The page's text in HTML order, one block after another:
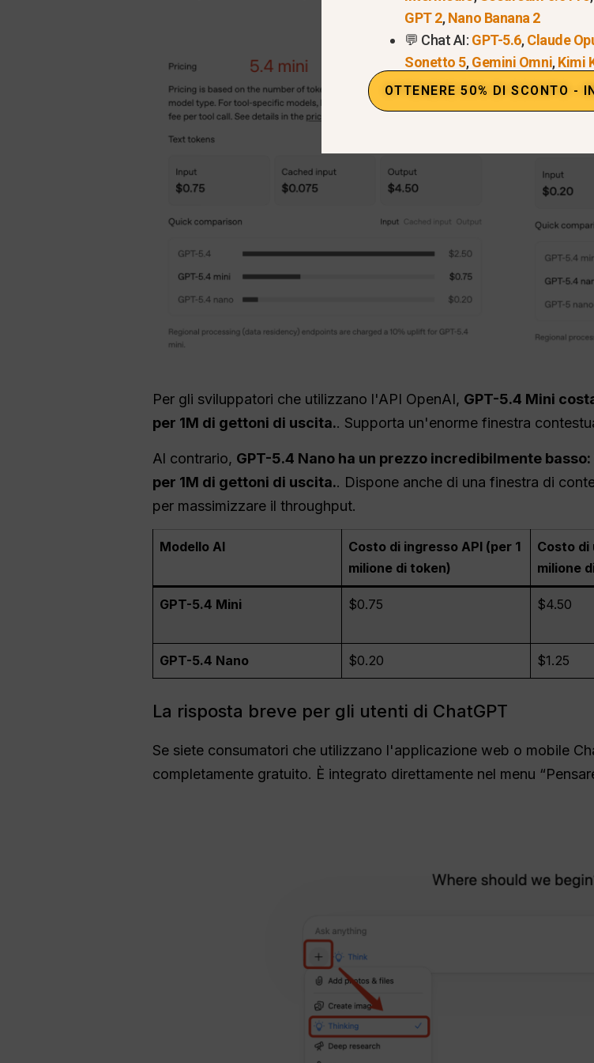
Per gli sviluppatori che utilizzano l'API OpenAI, GPT-5.4 Mini
per 1M di gettoni di uscita.. Supporta un'enorme finestra
Al contrario, GPT-5.4 Nano ha un prezzo incredibilmente
per 1M di gettoni di uscita.. Dispone anche di una finestra di
per massimizzare il throughput.
Modello AI
Costo di ingresso API (per 1
milione di token)
Costo di
milione
GPT-5.4 Mini $0.75 $4.50
GPT-5.4 Nano $0.20 $1.25
La risposta breve per gli utenti di ChatGPT
Se siete consumatori che utilizzano l'applicazione web o mobile
completamente gratuito. È integrato direttamente nel menu
GPT 2,Nano Banana 2
💬 Chat AI: GPT-5.6,Claude
Sonetto 5,Gemini Omni,Kimi
OTTENERE 50% DI SCONTO -